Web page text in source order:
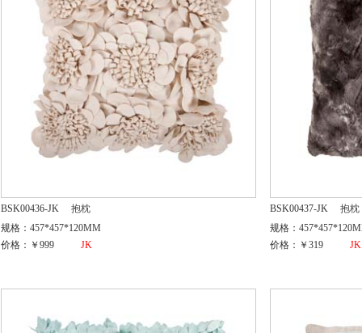
BSK00436-JK
抱枕
规格：457*457*120MM
价格：￥999
JK
BSK00437-JK
抱枕
规格：
价格：￥319
JK